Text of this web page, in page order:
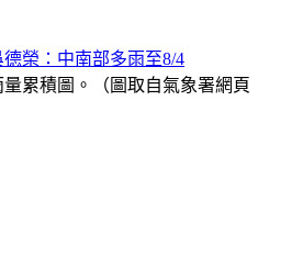
累積圖。（圖取自氣象署網頁